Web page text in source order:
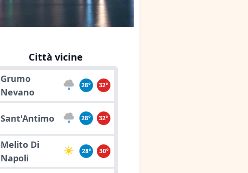
Città vicine
Grumo
Nevano
28° 32°
Sant'Antimo 28° 32°
Melito Di
Napoli
28° 30°